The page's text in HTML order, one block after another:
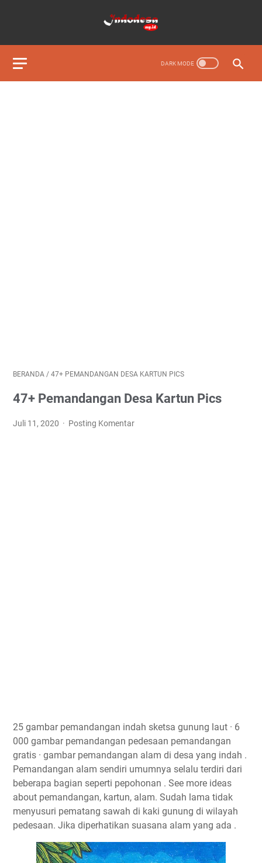
BERANDA / 47+ PEMANDANGAN DESA KARTUN PICS
47+ Pemandangan Desa Kartun Pics
Juli 11, 2020 Posting Komentar
25 gambar pemandangan indah sketsa gunung laut · 6
000 gambar pemandangan pedesaan pemandangan
gratis · gambar pemandangan alam di desa yang indah .
Pemandangan alam sendiri umumnya selalu terdiri dari
beberapa bagian seperti pepohonan . See more ideas
about pemandangan, kartun, alam. Sudah lama tidak
menyusuri pematang sawah di kaki gunung di wilayah
pedesaan. Jika diperhatikan suasana alam yang ada .